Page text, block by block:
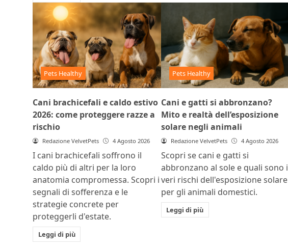
Pets Healthy
Cani brachicefali e caldo estivo
2026: come proteggere razze a
rischio
Redazione VelvetPets 4 Agosto 2026
I cani brachicefali soffrono il
caldo più di altri per la loro
anatomia compromessa. Scopri i
segnali di sofferenza e le
strategie concrete per
proteggerli d'estate.
Leggi di più
Pets Healthy
Cani e gatti si abbronzano?
Mito e realtà dell’esposizione
solare negli animali
Redazione VelvetPets 4 Agosto 2026
Scopri se cani e gatti si
abbronzano al sole e quali sono i
veri rischi dell'esposizione solare
per gli animali domestici.
Leggi di più